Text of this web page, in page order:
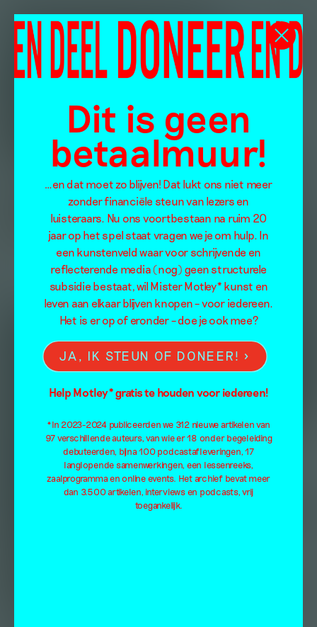
Dit is geen
betaalmuur!
…en dat moet zo blijven! Dat lukt ons niet meer
zonder financiële steun van lezers en
luisteraars. Nu ons voortbestaan na ruim 20
jaar op het spel staat vragen we je om hulp. In
een kunstenveld waar voor schrijvende en
reflecterende media (nog) geen structurele
subsidie bestaat, wil Mister Motley* kunst en
leven aan elkaar blijven knopen – voor iedereen.
Het is er op of eronder – doe je ook mee?
JA, IK STEUN OF DONEER!
Help Motley* gratis te houden voor iedereen!
*In 2023-2024 publiceerden we 312 nieuwe artikelen van
97 verschillende auteurs, van wie er 18 onder begeleiding
debuteerden, bijna 100 podcastafleveringen, 17
langlopende samenwerkingen, een lessenreeks,
zaalprogramma en online events. Het archief bevat meer
dan 3.500 artikelen, interviews en podcasts, vrij
toegankelijk.